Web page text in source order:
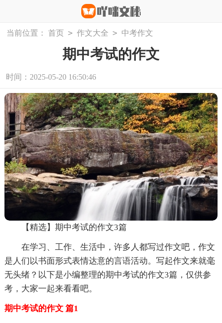
当前位置： 首页 > 作文大全 > 中考作文
期中考试的作文
时间：2025-05-20 16:50:46
【精选】期中考试的作文3篇
在学习、工作、生活中，许多人都写过作文吧，作文
是人们以书面形式表情达意的言语活动。写起作文来就毫
无头绪？以下是小编整理的期中考试的作文3篇，仅供参
考，大家一起来看看吧。
期中考试的作文 篇1